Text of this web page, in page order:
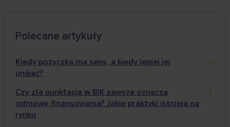
Polecane artykuły
Kiedy pożyczka ma sens, a kiedy lepiej jej
unikać?
Czy zła punktacja w BIK zawsze oznacza
odmowę finansowania? Jakie praktyki istnieją na
rynku